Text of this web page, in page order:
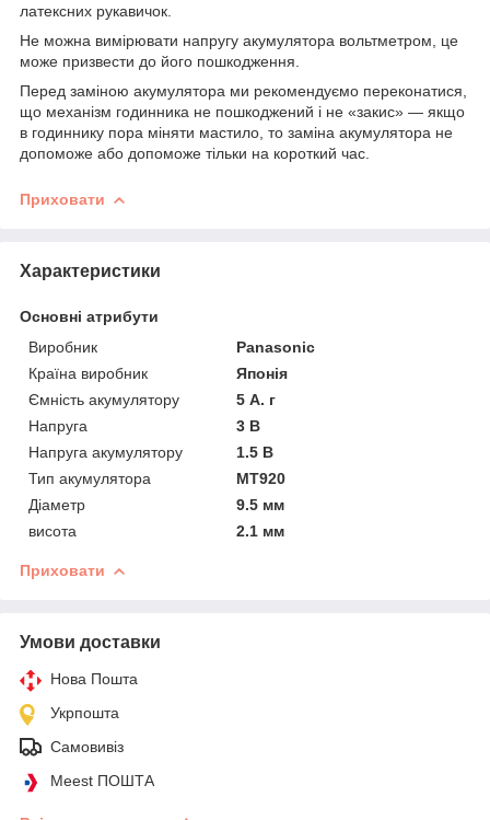
латексних рукавичок.
Не можна вимірювати напругу акумулятора вольтметром, це
може призвести до його пошкодження.
Перед заміною акумулятора ми рекомендуємо переконатися,
що механізм годинника не пошкоджений і не «закис» — якщо
в годиннику пора міняти мастило, то заміна акумулятора не
допоможе або допоможе тільки на короткий час.
Приховати
Характеристики
Основні атрибути
Виробник
Panasonic
Країна виробник
Японія
Ємність акумулятору
5 А. г
Напруга
3 В
Напруга акумулятору
1.5 В
Тип акумулятора
MT920
Діаметр
9.5 мм
висота
2.1 мм
Приховати
Умови доставки
Нова Пошта
Укрпошта
Самовивіз
Meest ПОШТА